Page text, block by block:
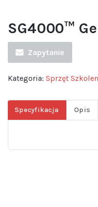
SG4000™
Zapytanie
Kategoria: Sprzęt
Specyfikacja Opis